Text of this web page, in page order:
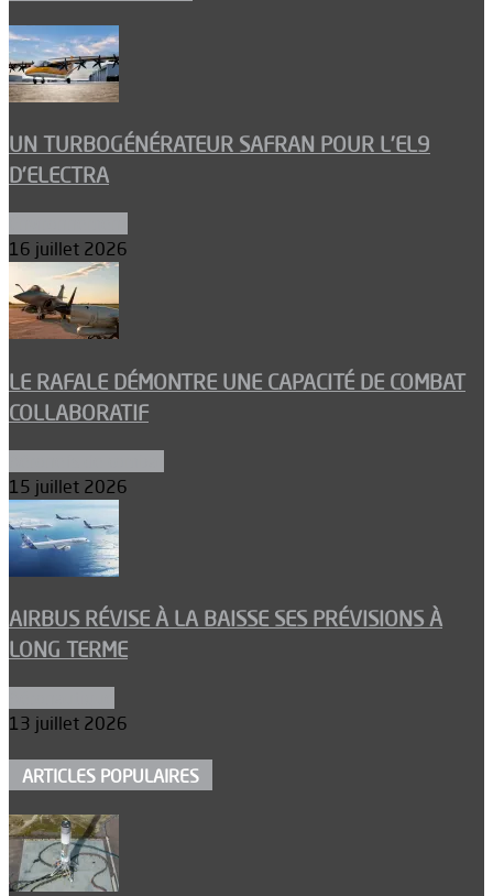
UN TURBOGÉNÉRATEUR SAFRAN POUR L’EL9
D’ELECTRA
16 juillet 2026
LE RAFALE DÉMONTRE UNE CAPACITÉ DE COMBAT
COLLABORATIF
15 juillet 2026
AIRBUS RÉVISE À LA BAISSE SES PRÉVISIONS À
LONG TERME
13 juillet 2026
ARTICLES POPULAIRES